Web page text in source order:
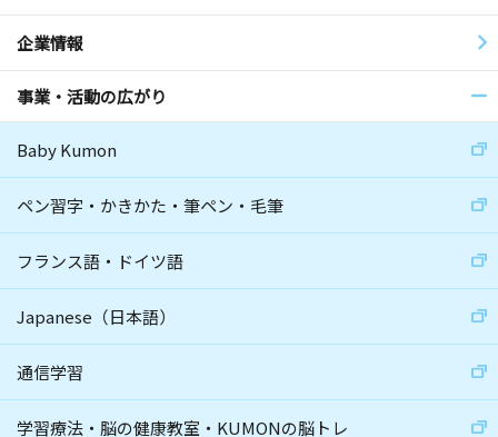
企業情報
事業・活動の広がり
Baby Kumon
ペン習字・かきかた・筆ペン・毛筆
フランス語・ドイツ語
Japanese（日本語）
通信学習
学習療法・脳の健康教室・KUMONの脳トレ